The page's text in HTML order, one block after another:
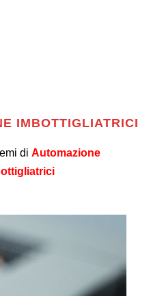
IMBOTTIGLIATRICI
di Automazione